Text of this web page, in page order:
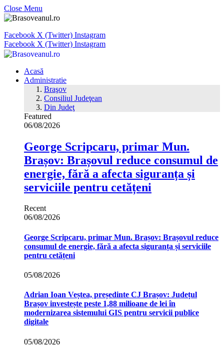
Close Menu
Facebook X (Twitter) Instagram
Facebook X (Twitter) Instagram
Acasă
Administratie
Braşov
Consiliul Judeţean
Din Judeţ
Featured
06/08/2026
George Scripcaru, primar Mun.
Brașov: Brașovul reduce consumul de
energie, fără a afecta siguranța și
serviciile pentru cetățeni
Recent
06/08/2026
George Scripcaru, primar Mun. Brașov: Brașovul reduce
consumul de energie, fără a afecta siguranța și serviciile
pentru cetățeni
05/08/2026
Adrian Ioan Veștea, președinte CJ Brașov: Județul
Brașov investește peste 1,88 milioane de lei în
modernizarea sistemului GIS pentru servicii publice
digitale
05/08/2026